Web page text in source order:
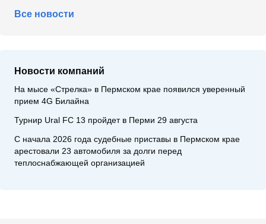
Все новости
Новости компаний
На мысе «Стрелка» в Пермском крае появился уверенный
прием 4G Билайна
Турнир Ural FC 13 пройдет в Перми 29 августа
С начала 2026 года судебные приставы в Пермском крае
арестовали 23 автомобиля за долги перед
теплоснабжающей организацией